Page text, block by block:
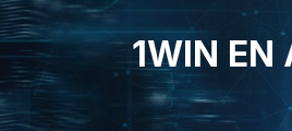
1WIN EN